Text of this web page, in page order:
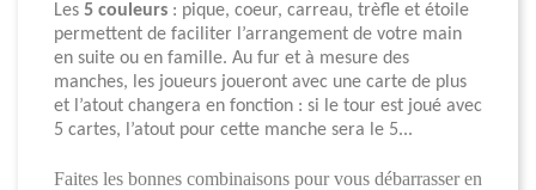
Les 5 couleurs : pique, coeur, carreau, trèfle et étoile
permettent de faciliter l’arrangement de votre main
en suite ou en famille. Au fur et à mesure des
manches, les joueurs joueront avec une carte de plus
et l’atout changera en fonction : si le tour est joué avec
5 cartes, l’atout pour cette manche sera le 5...
Faites les bonnes combinaisons pour vous débarrasser en